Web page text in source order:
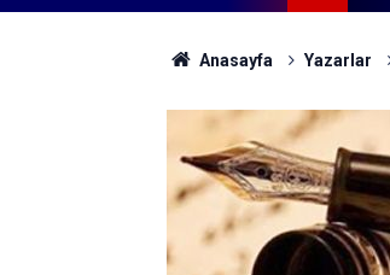
Anasayfa Yazarlar